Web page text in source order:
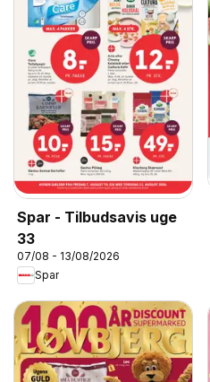
Spar - Tilbudsavis uge
33
07/08 - 13/08/2026
Spar